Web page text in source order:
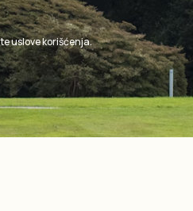
uslove korišćenja.